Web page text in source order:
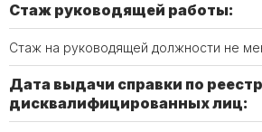
Стаж руководящей работы:
Стаж на руководящей должности не
Дата выдачи справки по
дисквалифицированных лиц: